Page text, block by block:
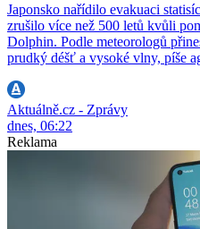
Japonsko nařídilo evakuaci
zrušilo více než 500 letů kvůli
Dolphin. Podle meteorologů
prudký déšť a vysoké vlny, píše
Aktuálně.cz - Zprávy
dnes, 06:22
Reklama